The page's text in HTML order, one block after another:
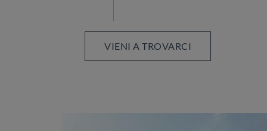
VIENI A TROVARCI